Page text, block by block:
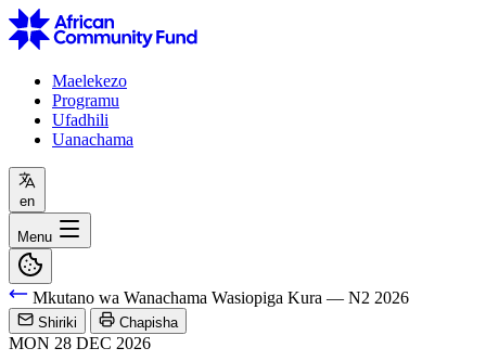
Maelekezo
Programu
Ufadhili
Uanachama
en
Menu
Mkutano wa Wanachama Wasiopiga Kura — N2 2026
Shiriki Chapisha
MON 28 DEC 2026